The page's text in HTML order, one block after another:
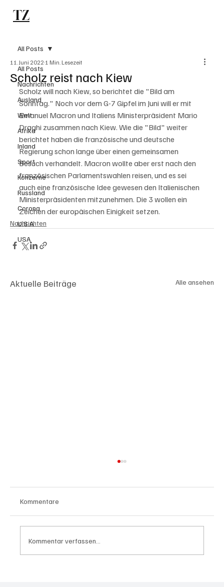
TZ
All Posts
Nachrichten
Ausland
Welt
Afrika
Inland
Sport
Konzerne
Russland
Corona
U.S.A
USA
All Posts
Scholz reist nach Kiew
11. Juni 2022 1 Min. Lesezeit
Scholz will nach Kiew, so berichtet die "Bild am
Sonntag." Noch vor dem G-7 Gipfel im Juni will er mit
Emanuel Macron und Italiens Ministerpräsident Mario
Draghi zusammen nach Kiew. Wie die "Bild" weiter
berichtet haben die französische und deutsche
Regierung schon lange über einen gemeinsamen
Besuch verhandelt. Macron wollte aber erst nach den
französischen Parlamentswahlen reisen, und es sei
auch eine französische Idee gewesen den Italienischen
Ministerpräsidenten mitzunehmen. Die 3 wollen ein
Zeichen der europäischen Einigkeit setzen.
Nachrichten
Aktuelle Beiträge Alle ansehen
Kommentare
Kommentar verfassen...